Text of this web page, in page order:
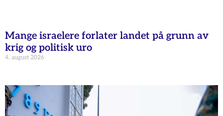
Mange israelere forlater landet på grunn av
krig og politisk uro
4. august 2026